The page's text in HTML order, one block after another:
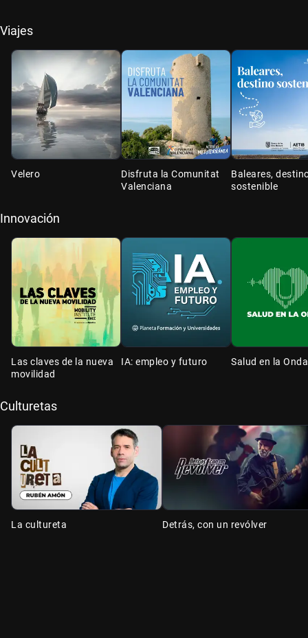
Viajes
Velero
Disfruta la Comunitat
Valenciana
Baleares,
sostenible
Innovación
Las claves de la nueva
movilidad
IA: empleo y futuro Salud en la Onda
Culturetas
La cultureta Detrás, con un revólver